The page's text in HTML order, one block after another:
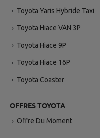
Toyota Yaris Hybride Taxi
Toyota Hiace VAN 3P
Toyota Hiace 9P
Toyota Hiace 16P
Toyota Coaster
OFFRES TOYOTA
Offre Du Moment